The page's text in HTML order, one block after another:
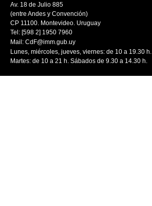
Av. 18 de Julio 885
(entre Andes y Convención)
CP 11100. Montevideo. Uruguay
Tel: [598 2] 1950 7960
Mail: CdF@imm.gub.uy
Lunes, miércoles, jueves, viernes: de 10 a 19.30 h.
Martes: de 10 a 21 h. Sábados de 9.30 a 14.30 h.